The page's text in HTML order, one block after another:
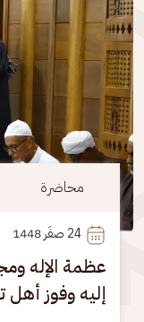
محاضرة
24 صفَر 1448
عظمة الإله
إليه وفوز أهل